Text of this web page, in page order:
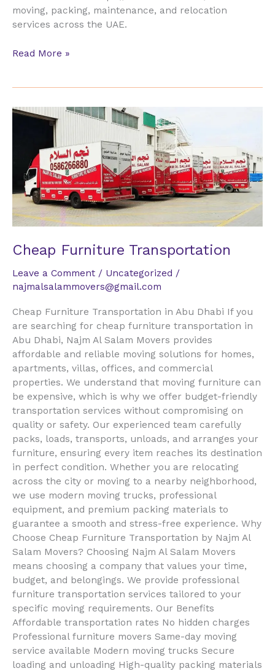
moving, packing, maintenance, and relocation
services across the UAE.
Read More »
Cheap Furniture Transportation
Leave a Comment / Uncategorized /
najmalsalammovers@gmail.com
Cheap Furniture Transportation in Abu Dhabi If you
are searching for cheap furniture transportation in
Abu Dhabi, Najm Al Salam Movers provides
affordable and reliable moving solutions for homes,
apartments, villas, offices, and commercial
properties. We understand that moving furniture can
be expensive, which is why we offer budget-friendly
transportation services without compromising on
quality or safety. Our experienced team carefully
packs, loads, transports, unloads, and arranges your
furniture, ensuring every item reaches its destination
in perfect condition. Whether you are relocating
across the city or moving to a nearby neighborhood,
we use modern moving trucks, professional
equipment, and premium packing materials to
guarantee a smooth and stress-free experience. Why
Choose Cheap Furniture Transportation by Najm Al
Salam Movers? Choosing Najm Al Salam Movers
means choosing a company that values your time,
budget, and belongings. We provide professional
furniture transportation services tailored to your
specific moving requirements. Our Benefits
Affordable transportation rates No hidden charges
Professional furniture movers Same-day moving
service available Modern moving trucks Secure
loading and unloading High-quality packing materials
Cheap
Furniture
Transportation